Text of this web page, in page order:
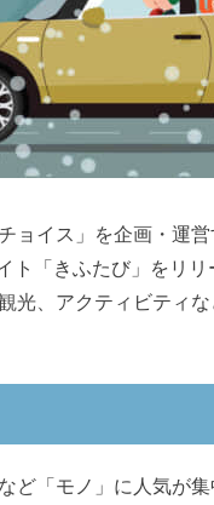
ョイス」を企画・運
ト「きふたび」をリ
光、アクティビティ
ど「モノ」に人気が